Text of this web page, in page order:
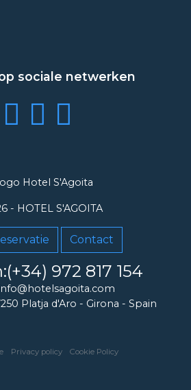
- HOTEL S'AGOITA
Contact
972 817 154
Platja d'Aro - Girona - Spain
sociale netwerken
Privacy policy Cookie Policy